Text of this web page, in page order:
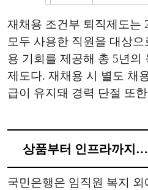
재채용 조건부 퇴직제도는
모두 사용한 직원을 대상으
용 기회를 제공해 총 5년의
제도다. 재채용 시 별도 채
급이 유지돼 경력 단절 또
상품부터 인프라까지
국민은행은 임직원 복지